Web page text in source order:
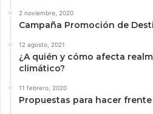
2 noviembre, 2020
Campaña Promoción de
12 agosto, 2021
¿A quién y cómo afecta
climático?
11 febrero, 2020
Propuestas para hacer